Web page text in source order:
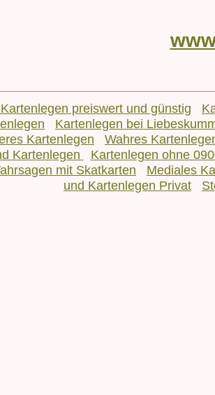
preiswert und günstig
Kartenlegen bei
Kartenlegen
Wahres
Kartenlegen
Kartenlegen ohne
mit Skatkarten
Mediales
und Kartenlegen Privat